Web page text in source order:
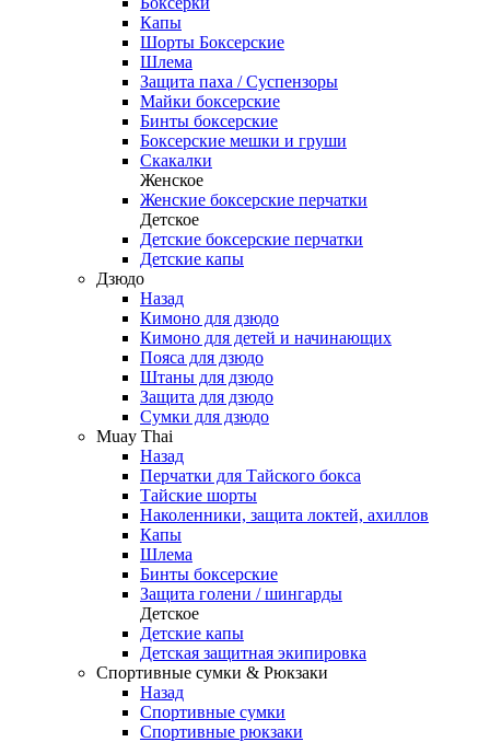
Капы
Шорты Боксерские
Шлема
Защита паха / Суспензоры
Майки боксерские
Бинты боксерские
Боксерские мешки и груши
Скакалки
Женское
Женские боксерские перчатки
Детское
Детские боксерские перчатки
Детские капы
Дзюдо
Назад
Кимоно для дзюдо
Кимоно для детей и начинающих
Пояса для дзюдо
Штаны для дзюдо
Защита для дзюдо
Сумки для дзюдо
Muay Thai
Назад
Перчатки для Тайского бокса
Тайские шорты
Наколенники, защита локтей, ахиллов
Капы
Шлема
Бинты боксерские
Защита голени / шингарды
Детское
Детские капы
Детская защитная экипировка
Спортивные сумки & Рюкзаки
Назад
Спортивные сумки
Спортивные рюкзаки